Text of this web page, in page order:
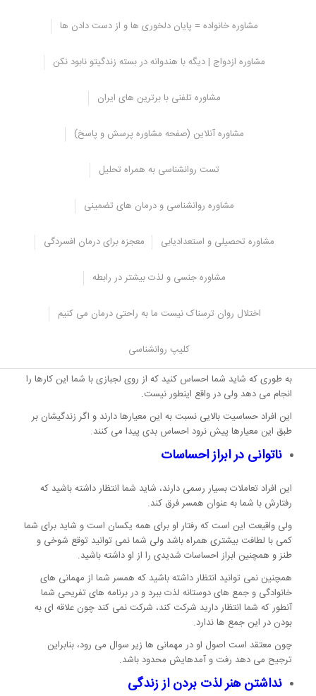
مشاوره خانواده = پایان دلخوری ها و از دست دادن ها
مشاوره ازدواج | دیگه با هندوانه در بسته زندگیتو نابود نکن
مشاوره تلفنی با برترین های ایران
مشاوره آنلاین (صفحه مشاوره پرسش و پاسخ)
تست روانشناسی به همراه تحلیل
مشاوره روانشناسی و درمان های تضمینی
مشاوره تحصیلی و استعدادیابی معجزه برای درمان افسردگی
مشاوره جنسی و لذت بیشتر در رابطه
اختلال روان ترسناک نیست ما به راحتی درمان می کنیم
کلیپ روانشناسی
خصوصیات بارز افراد وسواسی
عدم انعطاف پذیری
گاهی فرد مبتلا برای انجام کاری مانند شستن دست ها، خوردن غذا،
ازدواج با فرد وسواسی چگونه است؟
لذت بردن از زندگی، داشتن رابطه ی جنسی سخت، مسئولیت پذیری زیاد
نسبت به اطرافیان، از جمله رفتارهایی است که ممکن است در ازدواج با
تحمیل معیارهای بالا به همسر
این افراد به کلیشه ها و روزمرگی های خود بسیار پایبند هستند.
به طوری که شاید شما احساس کنید که از روی لجبازی با شما این کارها را
انجام می دهد ولی در واقع اینطور نیست.
این افراد حساسیت بالایی نسبت به این معیارها دارند و اگر زندگیشان بر
طبق این معیارها پیش نرود احساس بدی پیدا می کنند.
ناتوانی در ابراز احساسات
این افراد تعاملات بسیار رسمی دارند، شاید شما انتظار داشته باشید که
رفتارش با شما به عنوان همسر فرق کند.
ولی واقیعت این است که رفتار او برای همه یکسان است و شاید برای شما
کمی با لطافت بیشتری همراه باشد ولی شما نمی توانید توقع شوخی و
طنز و همچنین ابراز احساسات شدیدی را از او داشته باشید.
همچنین نمی توانید انتظار داشته باشید که همسر شما از مهمانی های
خانوادگی و جمع های دوستانه لذت ببرد و در برنامه های تفریحی شما
آنطور که شما انتظار دارید شرکت کند، شرکت نمی کند چون علاقه ای به
بودن در این جمع ها ندارد.
چون معتقد است اصول او در مهمانی ها زیر سوال می رود، بنابراین
ترجیح می دهد رفت و آمدهایش محدود باشد.
نداشتن هنر لذت بردن از زندگی